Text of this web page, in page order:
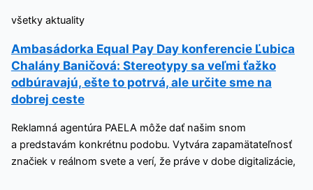
všetky aktuality
Ambasádorka Equal Pay Day konferencie Ľubica
Chalány Baničová: Stereotypy sa veľmi ťažko
odbúravajú, ešte to potrvá, ale určite sme na
dobrej ceste
Reklamná agentúra PAELA môže dať našim snom
a predstavám konkrétnu podobu. Vytvára zapamätateľnosť
značiek v reálnom svete a verí, že práve v dobe digitalizácie,